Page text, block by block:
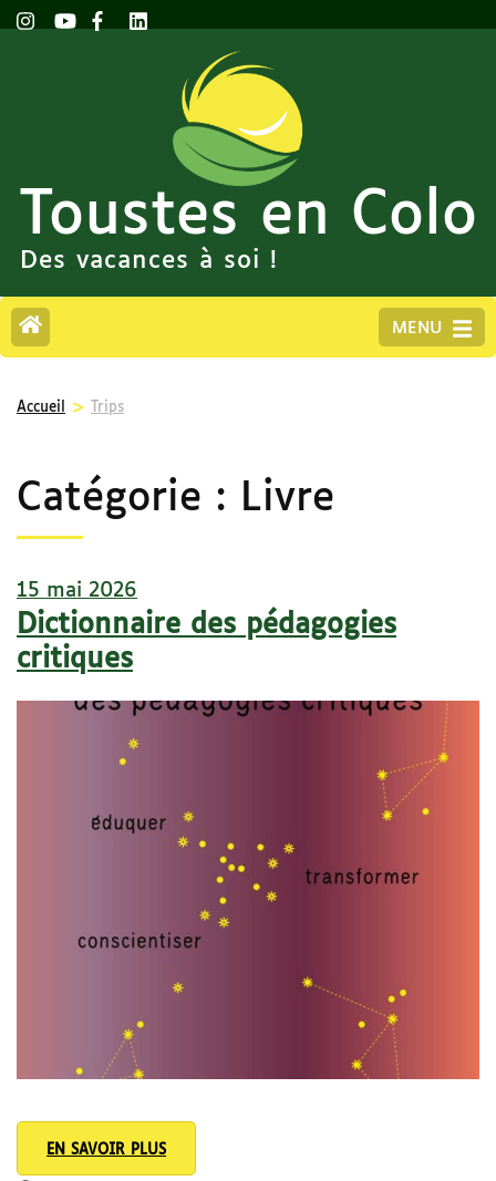
Toustes en Colo
Des vacances à soi !
MENU
Accueil > Trips
Catégorie : Livre
15 mai 2026
Dictionnaire des pédagogies
critiques
EN SAVOIR PLUS